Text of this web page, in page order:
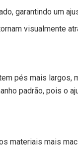
garantindo um
visualmente
pés mais largos,
padrão, pois o
materiais mais